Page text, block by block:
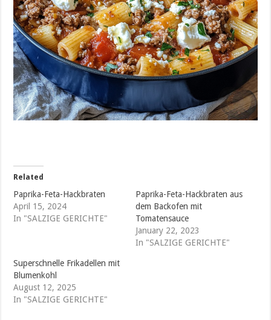
Related
Paprika-Feta-Hackbraten
April 15, 2024
In "SALZIGE GERICHTE"
Paprika-Feta-Hackbraten aus
dem Backofen mit
Tomatensauce
January 22, 2023
In "SALZIGE GERICHTE"
Superschnelle Frikadellen mit
Blumenkohl
August 12, 2025
In "SALZIGE GERICHTE"